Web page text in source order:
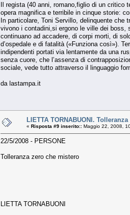
Il regista (40 anni, romano,figlio di un critico
opera magnifica e terribile in cinque storie:
In particolare, Toni Servillo, delinquente che
vivono i contadini,si ergono le ville dei
continuano ad accadere, di corpi morti, di
d’ospedale e di fatalità («Funziona così»).
indipendenti portati via lentamente da una
senza cuore, che l’assenza di
sociale, vede tutto attraverso il linguaggio
da lastampa.it
LIETTA TORNABUONI.
« Risposta #9 inserito:: Maggio 22, 2008,
22/5/2008 - PERSONE
Tolleranza zero che mistero
LIETTA TORNABUONI